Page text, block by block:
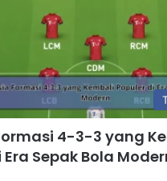
4-3-3 yang
Sepak Bola